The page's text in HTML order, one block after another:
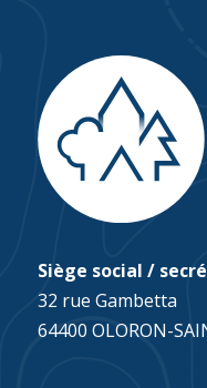
Siège social /
32 rue Gambetta
64400 OLORON-